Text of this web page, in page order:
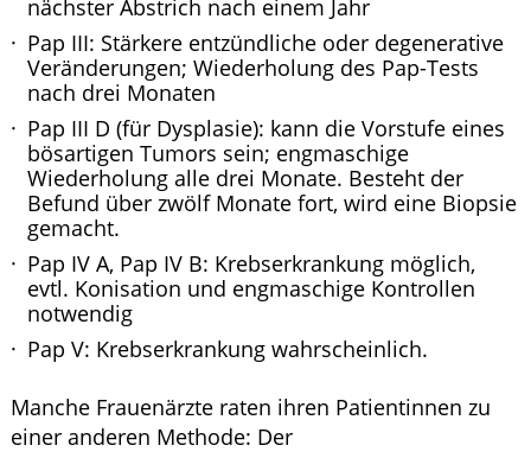
nächster Abstrich nach einem Jahr
Pap III: Stärkere entzündliche oder degenerative
Veränderungen; Wiederholung des Pap-Tests
nach drei Monaten
Pap III D (für Dysplasie): kann die Vorstufe eines
bösartigen Tumors sein; engmaschige
Wiederholung alle drei Monate. Besteht der
Befund über zwölf Monate fort, wird eine Biopsie
gemacht.
Pap IV A, Pap IV B: Krebserkrankung möglich,
evtl. Konisation und engmaschige Kontrollen
notwendig
Pap V: Krebserkrankung wahrscheinlich.
Manche Frauenärzte raten ihren Patientinnen zu
einer anderen Methode: Der